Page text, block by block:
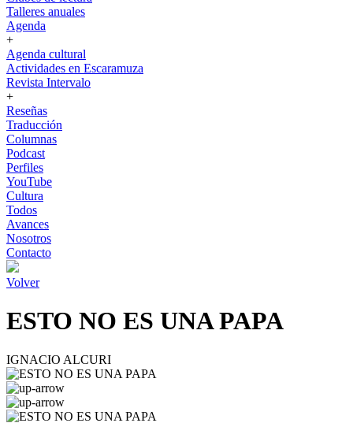
Talleres anuales
Agenda
+
Agenda cultural
Actividades en Escaramuza
Revista Intervalo
+
Reseñas
Traducción
Columnas
Podcast
Perfiles
YouTube
Cultura
Todos
Avances
Nosotros
Contacto
Volver
ESTO NO ES UNA PAPA
IGNACIO ALCURI